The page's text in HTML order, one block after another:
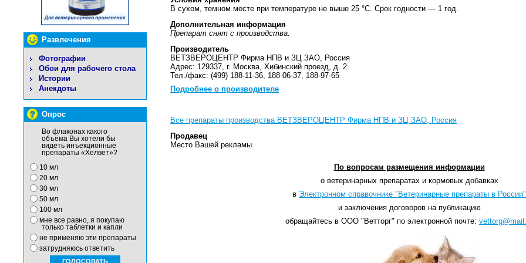
Развлечения
Фотографии
Обои для рабочего стола
Истории
Анекдоты
Опрос
Во флаконах какого
объёма Вы хотели бы
видеть инъекционные
препараты «Хелвет»?
10 мл
20 мл
30 мл
50 мл
100 мл
мне все равно, я покупаю
только таблетки и капли
не применяю эти препараты
затрудняюсь ответить
В сухом, темном месте при температуре не выше 25 °С. Срок годности — 1 год.
Дополнительная информация
Препарат снят с производства.
Производитель
ВЕТЗВЕРОЦЕНТР Фирма НПВ и ЗЦ ЗАО, Россия
Адрес: 129337, г. Москва, Хибинский проезд, д. 2.
Тел./факс: (499) 188-11-36, 188-06-37, 188-97-65
Подробнее о производителе
Все препараты производства ВЕТЗВЕРОЦЕНТР Фирма НПВ и ЗЦ ЗАО, Россия
Продавец
Место Вашей рекламы
По вопросам размещения информации
о ветеринарных препаратах и кормовых добавках
в Электронном справочнике "Ветеринарные препараты в России"
и заключения договоров на публикацию
обращайтесь в ООО "Ветторг" по электронной почте: